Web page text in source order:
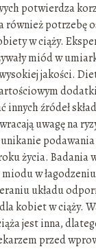
potwierdza
również potrzebę
w ciąży.
miód w
jakości.
innych źródeł
uwagę na
życia. Badania
w
układu
kobiet w ciąży.
jest inna,
przed